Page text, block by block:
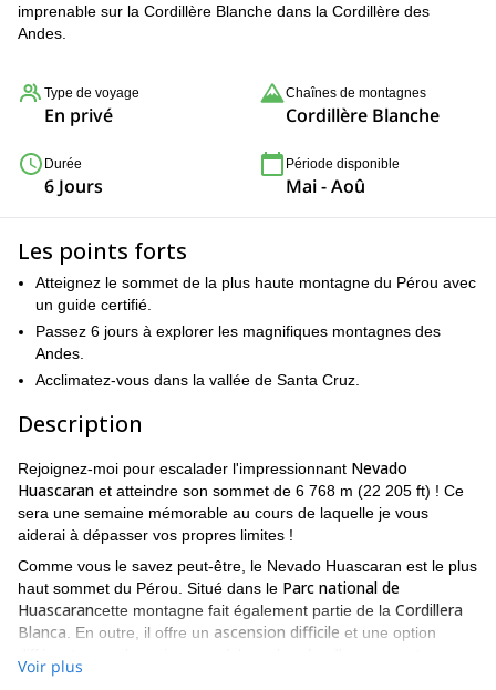
imprenable sur la Cordillère Blanche dans la Cordillère des
Andes.
Type de voyage
En privé
Chaînes de montagnes
Cordillère Blanche
Durée
6 Jours
Période disponible
Mai - Aoû
Les points forts
Atteignez le sommet de la plus haute montagne du Pérou avec
un guide certifié.
Passez 6 jours à explorer les magnifiques montagnes des
Andes.
Acclimatez-vous dans la vallée de Santa Cruz.
Description
Rejoignez-moi pour escalader l'impressionnant Nevado
Huascaran et atteindre son sommet de 6 768 m (22 205 ft) ! Ce
sera une semaine mémorable au cours de laquelle je vous
aiderai à dépasser vos propres limites !
Comme vous le savez peut-être, le Nevado Huascaran est le plus
haut sommet du Pérou. Situé dans le Parc national de
Huascarancette montagne fait également partie de la Cordillera
Blanca . En outre, il offre un ascension difficile et une option
vraiment élevé à maîtriser.
Voir plus